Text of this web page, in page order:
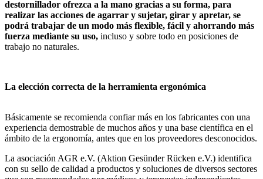
destornillador ofrezca a la mano gracias a su forma, para
realizar las acciones de agarrar y sujetar, girar y apretar, se
podrá trabajar de un modo más flexible, fácil y ahorrando más
fuerza mediante su uso, incluso y sobre todo en posiciones de
trabajo no naturales.
La elección correcta de la herramienta ergonómica
Básicamente se recomienda confiar más en los fabricantes con una
experiencia demostrable de muchos años y una base científica en el
ámbito de la ergonomía, antes que en los proveedores desconocidos.
La asociación AGR e.V. (Aktion Gesünder Rücken e.V.) identifica
con su sello de calidad a productos y soluciones de diversos sectores